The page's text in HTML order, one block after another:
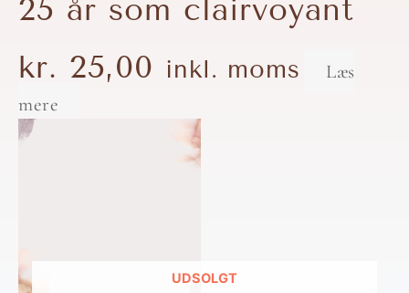
25 år som clairvoyant
kr. 25,00 inkl. moms
Læs
mere
UDSOLGT